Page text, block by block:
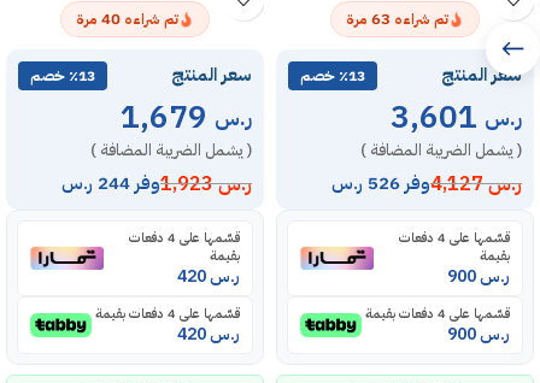
تم شراءه 63 مرة
سعر المنتج ٪13 خصم
ر.س
( يشمل الضريبة المضافة )
ر.س4,127 وفر 526 ر.س
قسّمها على 4 دفعات
بقيمة
ر.س
قسّمها على 4 دفعات بقيمة
ر.س
تم شراءه 40 مرة
سعر المنتج ٪13 خصم
ر.س
( يشمل الضريبة المضافة )
ر.س1,923 وفر 244 ر.س
قسّمها على 4 دفعات
بقيمة
ر.س
قسّمها على 4 دفعات بقيمة
ر.س